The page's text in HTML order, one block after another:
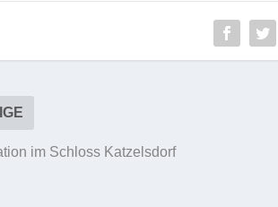
im Schloss Katzelsdorf